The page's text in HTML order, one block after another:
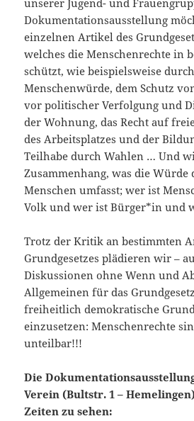
unserer Jugend- und
Dokumentationsausstellung
einzelnen Artikel des
welches die Menschenrechte in
schützt, wie beispielsweise
Menschenwürde, dem Schutz
vor politischer Verfolgung und
der Wohnung, das Recht auf
des Arbeitsplatzes und der
Teilhabe durch Wahlen … Und
Zusammenhang, was die Würde
Menschen umfasst; wer ist
Volk und wer ist Bürger*in und
Trotz der Kritik an bestimmten
Grundgesetzes plädieren wir –
Diskussionen ohne Wenn und
Allgemeinen für das
freiheitlich demokratische
einzusetzen: Menschenrechte
unteilbar!!!
Die
Verein (Bultstr. 1 –
Zeiten zu sehen: